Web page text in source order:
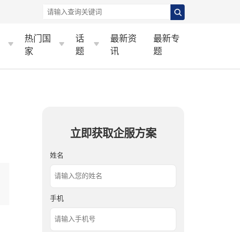
热门国
家
话
题
最新资
讯
最新专
题
立即获取企服方案
姓名
手机